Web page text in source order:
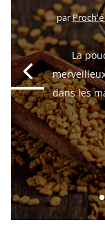
parProch'é
La
dans les